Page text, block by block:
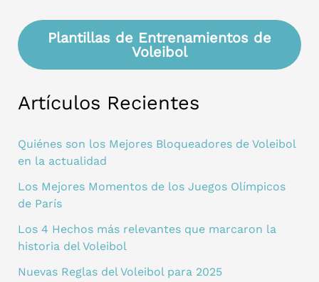
Plantillas de Entrenamientos de
Voleibol
Artículos Recientes
Quiénes son los Mejores Bloqueadores de Voleibol
en la actualidad
Los Mejores Momentos de los Juegos Olímpicos
de París
Los 4 Hechos más relevantes que marcaron la
historia del Voleibol
Nuevas Reglas del Voleibol para 2025